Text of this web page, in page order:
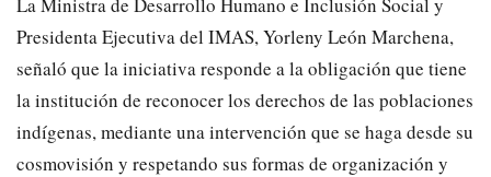
Presidenta Ejecutiva del IMAS, Yorleny León Marchena,
señaló que la iniciativa responde a la obligación que tiene
la institución de reconocer los derechos de las poblaciones
indígenas, mediante una intervención que se haga desde su
cosmovisión y respetando sus formas de organización y